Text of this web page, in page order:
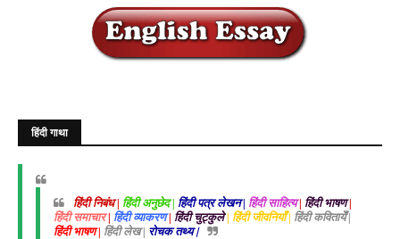
हिंदी गाथा
हिंदी निबंध | हिंदी अनुछेद | हिंदी पत्र लेखन | हिंदी साहित्य| हिंदी भाषण|
हिंदी समाचार| हिंदी व्याकरण| हिंदी चुट्कुले| हिंदी जीवनियाँ | हिंदी कवितायेँ |
हिंदी भाषण | हिंदी लेख | रोचक तथ्य |